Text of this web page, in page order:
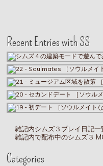
Recent Entries with SS
雑記内シムズ３プレイ日記一
雑記内で配布中のシムズ３
Categories